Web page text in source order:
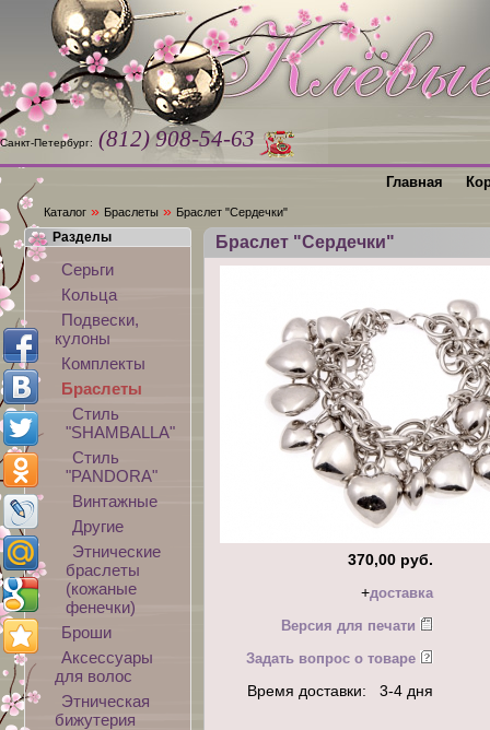
Санкт-Петербург: (812) 908-54-63
Главная
Каталог » Браслеты » Браслет "Сердечки"
Браслет "Сердечки"
370,00 руб.
+доставка
Версия для печати
Задать вопрос о товаре
Время доставки: 3-4 дня
Разделы
Серьги
Кольца
Подвески,
кулоны
Комплекты
Браслеты
Стиль
"SHAMBALLA"
Стиль
"PANDORA"
Винтажные
Другие
Этнические
браслеты
(кожаные
фенечки)
Броши
Аксессуары
для волос
Этническая
бижутерия